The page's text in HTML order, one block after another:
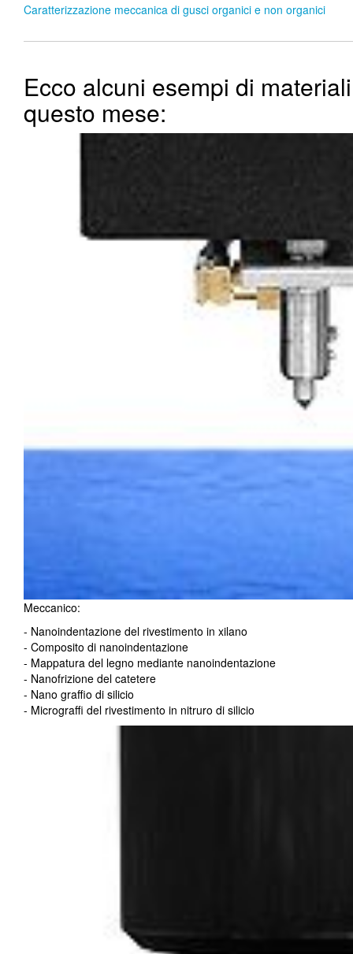
Caratterizzazione meccanica di gusci organici e non organici
Ecco alcuni esempi di
questo mese:
Meccanico:
- Nanoindentazione del rivestimento in xilano
- Composito di nanoindentazione
- Mappatura del legno mediante nanoindentazione
- Nanofrizione del catetere
- Nano graffio di silicio
- Micrograffi del rivestimento in nitruro di silicio